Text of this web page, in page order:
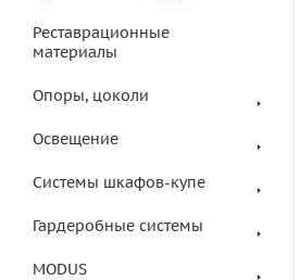
Реставрационные
материалы
Опоры, цоколи
Освещение
Системы шкафов-купе
Гардеробные системы
MODUS